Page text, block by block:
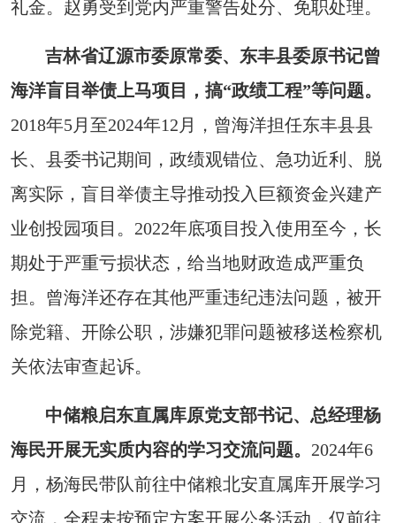
礼金。赵勇受到党内严重警告处分、免职处理。
吉林省辽源市委原常委、东丰县委原书记曾
海洋盲目举债上马项目，搞“政绩工程”等问题。
2018年5月至2024年12月，曾海洋担任东丰县县
长、县委书记期间，政绩观错位、急功近利、脱
离实际，盲目举债主导推动投入巨额资金兴建产
业创投园项目。2022年底项目投入使用至今，长
期处于严重亏损状态，给当地财政造成严重负
担。曾海洋还存在其他严重违纪违法问题，被开
除党籍、开除公职，涉嫌犯罪问题被移送检察机
关依法审查起诉。
中储粮启东直属库原党支部书记、总经理杨
海民开展无实质内容的学习交流问题。 2024年6
月，杨海民带队前往中储粮北安直属库开展学习
交流，全程未按预定方案开展公务活动，仅前往